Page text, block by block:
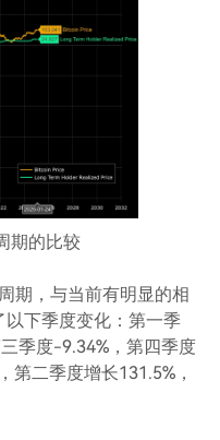
期的比较
期，与当前有明显的相
下季度变化：第一季
季度-9.34%，第四季度
二季度增长131.5%，